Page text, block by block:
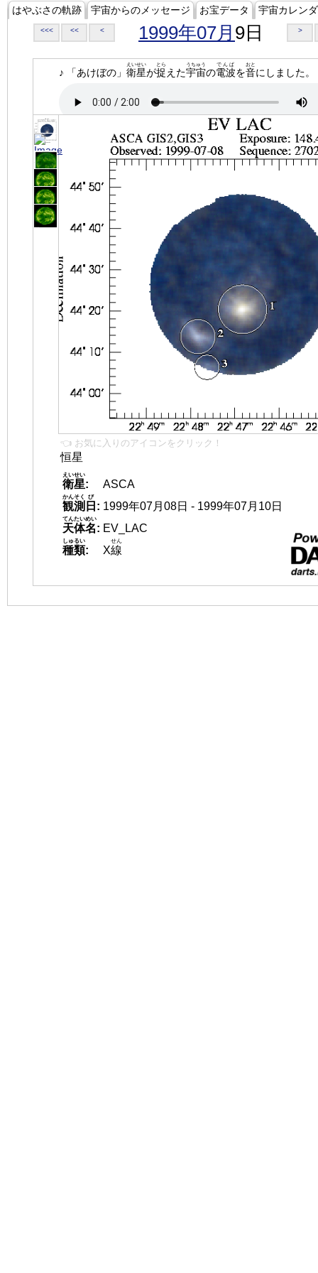
はやぶさの軌跡 宇宙からのメッセージ お宝データ 宇宙カレン
<<< << < 1999年07月 9日 >
♪ 「あけぼの」 衛星
えいせい
が捉
とら
えた宇宙
うちゅう
の電波
でんぱ
を音
おと
にしました。
👈 お気に入りのアイコンをクリック！
恒星
衛星
えいせい
:
ASCA
観測
かんそく
日
び
: 1999年07月08日 - 1999年07月10日
天体名
てんたいめい
: EV_LAC
種類
しゅるい
: X線
せん